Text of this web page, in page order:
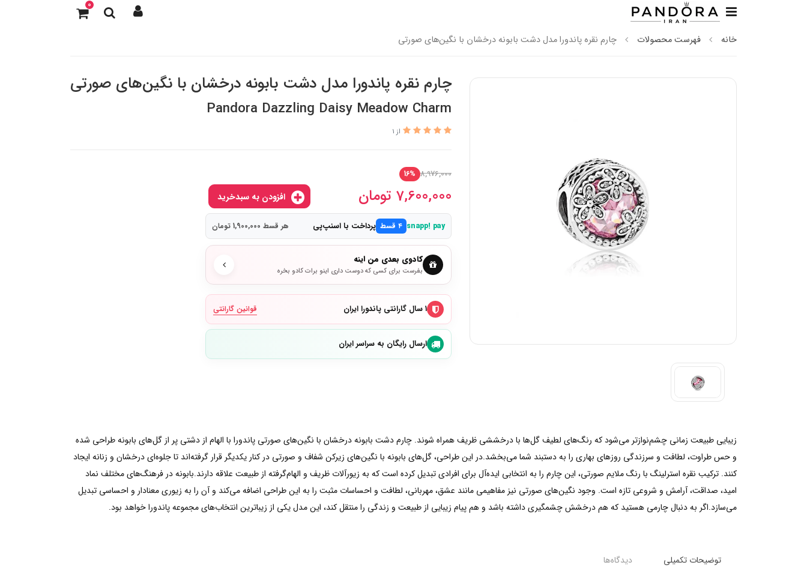
0
خانه فهرست محصولات چارم نقره پاندورا مدل دشت بابونه درخشان با نگین‌های صورتی
چارم نقره پاندورا مدل دشت بابونه درخشان با نگین‌های صورتی
Pandora Dazzling Daisy Meadow Charm
از 1
8,976,000
16%
7,600,000 تومان
snapp! pay ۴ قسط پرداخت با اسنپ‌پی هر قسط 1,900,000 تومان
کادوی بعدی من اینه
بفرست برای کسی که دوست داری اینو برات کادو بخره
۱ سال گارانتی پاندورا ایران قوانین گارانتی
ارسال رایگان به سراسر ایران
زیبایی طبیعت زمانی چشم‌نوازتر می‌شود که رنگ‌های لطیف گل‌ها با درخششی ظریف همراه شوند. چارم دشت بابونه درخشان با نگین‌های صورتی پاندورا با الهام از دشتی پر از گل‌های بابونه طراحی شده
و حس طراوت، لطافت و سرزندگی روزهای بهاری را به دستبند شما می‌بخشد.در این طراحی، گل‌های بابونه با نگین‌های زیرکن شفاف و صورتی در کنار یکدیگر قرار گرفته‌اند تا جلوه‌ای درخشان و زنانه ایجاد
کنند. ترکیب نقره استرلینگ با رنگ ملایم صورتی، این چارم را به انتخابی ایده‌آل برای افرادی تبدیل کرده است که به زیورآلات ظریف و الهام‌گرفته از طبیعت علاقه دارند.بابونه در فرهنگ‌های مختلف نماد
امید، صداقت، آرامش و شروعی تازه است. وجود نگین‌های صورتی نیز مفاهیمی مانند عشق، مهربانی، لطافت و احساسات مثبت را به این طراحی اضافه می‌کند و آن را به زیوری معنادار و احساسی تبدیل
می‌سازد.اگر به دنبال چارمی هستید که هم درخشش چشمگیری داشته باشد و هم پیام زیبایی از طبیعت و زندگی را منتقل کند، این مدل یکی از زیباترین انتخاب‌های مجموعه پاندورا خواهد بود.
توضیحات تکمیلی دیدگاه‌ها